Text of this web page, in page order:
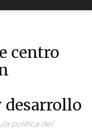
centro
desarrollo
política del